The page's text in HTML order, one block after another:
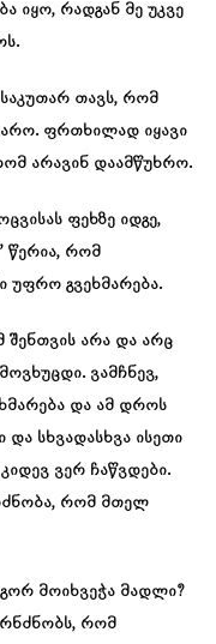
იყო, რადგან მე უკვე
თავს, რომ
ფრთხილად იყავი
არავინ დაამწუხრო.
ფეხზე იდგე,
წერია, რომ
უფრო გვეხმარება.
შენთვის არა და არც
ვამჩნევ,
და ამ დროს
სხვადასხვა ისეთი
ვერ ჩაწვდები.
რომ მთელ
მოიხვეჭა მადლი?
რომ